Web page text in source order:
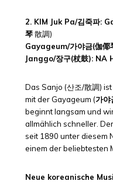
2. KIM Juk Pa/김죽파:
琴散調)
Gayageum/가야금(伽倻
Janggo/장구(杖鼓): NA
Das Sanjo (산조/散調)
mit der Gayageum (가야
beginnt langsam und
allmählich schneller.
seit 1890 unter diesem
einem der beliebtesten
Neue koreanische